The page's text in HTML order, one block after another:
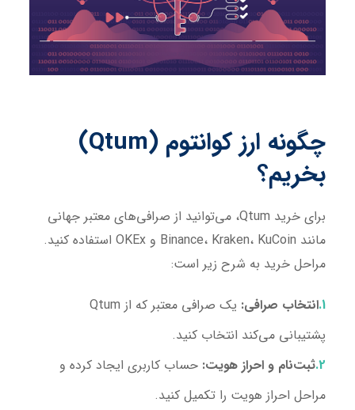
چگونه ارز کوانتوم (Qtum
)
بخریم؟
برای خرید Qtum، می‌توانید از صرافی‌های معتبر جهانی
مانند Binance، Kraken، KuCoin و OKEx استفاده کنید.
مراحل خرید به شرح زیر است:
انتخاب صرافی:
یک صرافی معتبر که از Qtum
پشتیبانی می‌کند انتخاب کنید.
ثبت‌نام و احراز هویت: حساب کاربری ایجاد کرده و
مراحل احراز هویت را تکمیل کنید.